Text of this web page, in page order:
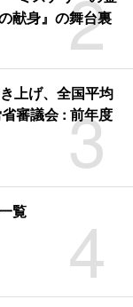
2
献身』の舞台裏
3
上げ、全国平均
審議会 : 前年度
4
覧